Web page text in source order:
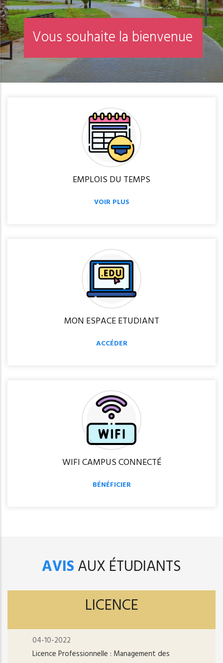
Vous souhaite la bienvenue
EMPLOIS DU TEMPS
VOIR PLUS
MON ESPACE ETUDIANT
ACCÉDER
WIFI CAMPUS CONNECTÉ
BÉNÉFICIER
AVISAUX ÉTUDIANTS
LICENCE
04-10-2022
Licence Professionnelle : Management des